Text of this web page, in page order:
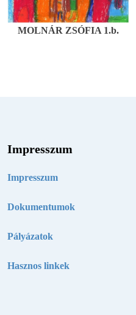
MOLNÁR ZSÓFIA 1.b.
Impresszum
Impresszum
Dokumentumok
Pályázatok
Hasznos linkek